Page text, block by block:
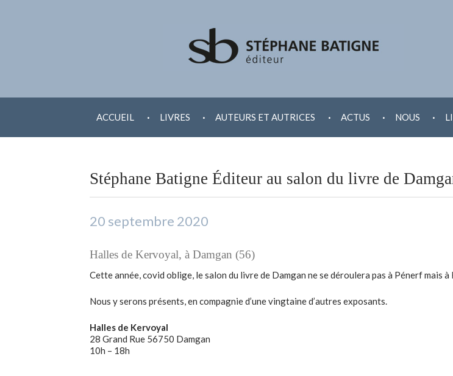
AU
ACCUEIL . LIVRES . AUTEURS ET AUTRICES . ACTUS . NOUS .
Stéphane Batigne Éditeur au salon du livre de
20 septembre 2020
Halles de Kervoyal, à Damgan (56)
Cette année, covid oblige, le salon du livre de Damgan ne se déroulera pas à Pénerf mais
Nous y serons présents, en compagnie d’une vingtaine d’autres exposants.
Halles de Kervoyal
28 Grand Rue 56750 Damgan
10h – 18h